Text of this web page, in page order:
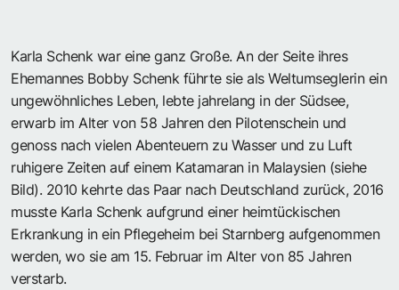
Karla Schenk war eine ganz Große. An der Seite ihres
Ehemannes Bobby Schenk führte sie als Weltumseglerin ein
ungewöhnliches Leben, lebte jahrelang in der Südsee,
erwarb im Alter von 58 Jahren den Pilotenschein und
genoss nach vielen Abenteuern zu Wasser und zu Luft
ruhigere Zeiten auf einem Katamaran in Malaysien (siehe
Bild). 2010 kehrte das Paar nach Deutschland zurück, 2016
musste Karla Schenk aufgrund einer heimtückischen
Erkrankung in ein Pflegeheim bei Starnberg aufgenommen
werden, wo sie am 15. Februar im Alter von 85 Jahren
verstarb.